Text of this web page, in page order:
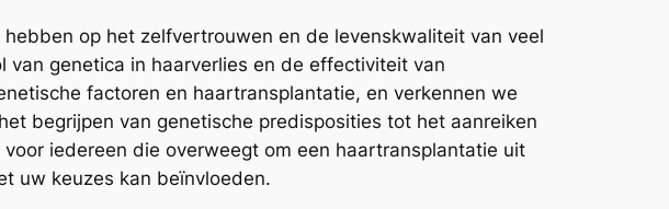
op het zelfvertrouwen en de levenskwaliteit van veel
genetica in haarverlies en de effectiviteit van
factoren en haartransplantatie, en verkennen we
begrijpen van genetische predisposities tot het aanreiken
iedereen die overweegt om een haartransplantatie uit
uw keuzes kan beïnvloeden.